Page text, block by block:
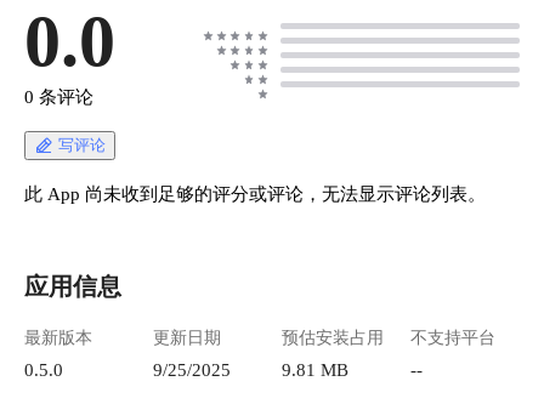
一个"为护眼而生"的新闻阅读工具。
https://appstore.lazycat.cloud/#/shop/detail/cloud.laz
ycat.app.kindly-rss ## 实际使用攻略 应用安装
[image.png](https://lzc-playground-
1301583638.cos.ap-
chengdu.myqcloud.com/guidelines/496/6cb9f26b-
1301583638.cos.ap-
ff02-4e14-8620-2654ec683943.png "image.png") 既
然工具有了，得有好内容才行。这里推荐几个质
0.0
0 条评论
写评论
此 App 尚未收到足够的评分或评论，无法显示评论列表。
应用信息
最新版本
0.5.0
更新日期
9/25/2025
预估安装占用
9.81 MB
不支持平台
--